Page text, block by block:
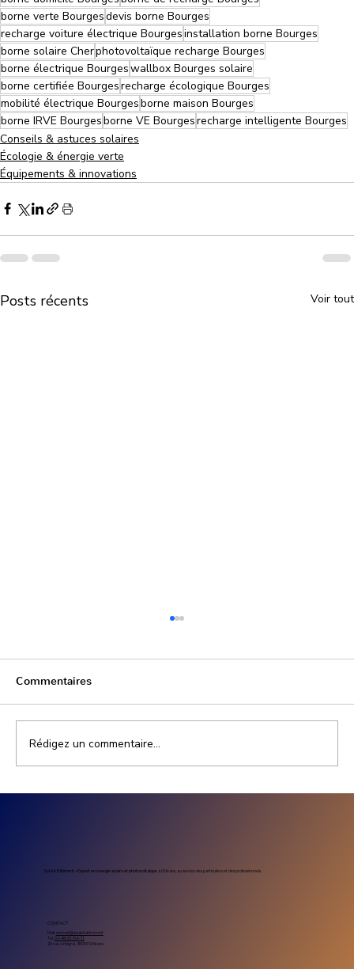
borne verte Bourgesdevis borne Bourges
recharge voiture électrique Bourgesinstallation borne Bourges
borne solaire Cherphotovoltaïque recharge Bourges
borne électrique Bourgeswallbox Bourges solaire
borne certifiée Bourgesrecharge écologique Bourges
mobilité électrique Bourgesborne maison Bourges
borne IRVE Bourgesborne VE Bourgesrecharge intelligente Bourges
Conseils & astuces solaires
Écologie & énergie verte
Équipements & innovations
Posts récents Voir tout
Commentaires
Rédigez un commentaire...
Sol’Air Bâtiment – Expert en énergie solaire et photovoltaïqueà Orléans, au service des particuliers et des professionnels.
CONTACT
Mail.contact@solairbatiment.fr
Tel.02-46-91-54-71
23 rue Antigna, 45000 Orléans